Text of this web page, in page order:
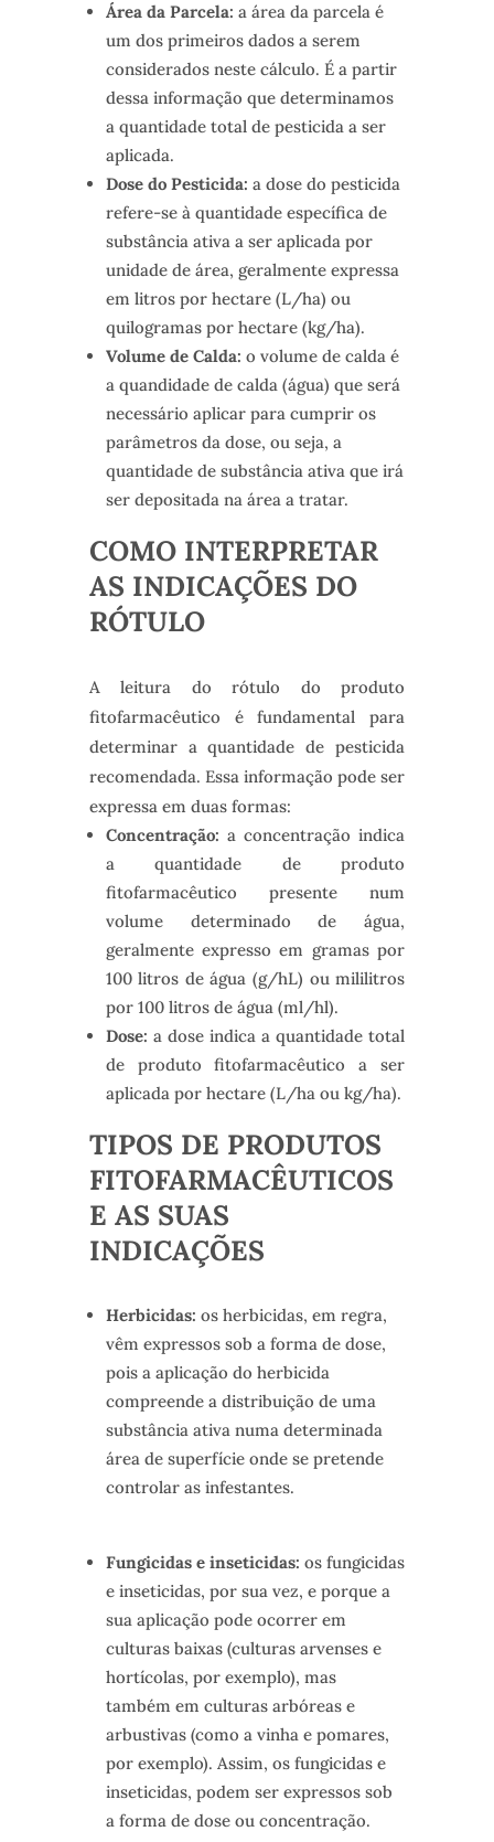
Área da Parcela: a área da parcela é
um dos primeiros dados a serem
considerados neste cálculo. É a partir
dessa informação que determinamos
a quantidade total de pesticida a ser
aplicada.
Dose do Pesticida: a dose do pesticida
refere-se à quantidade específica de
substância ativa a ser aplicada por
unidade de área, geralmente expressa
em litros por hectare (L/ha) ou
quilogramas por hectare (kg/ha).
Volume de Calda: o volume de calda é
a quandidade de calda (água) que será
necessário aplicar para cumprir os
parâmetros da dose, ou seja, a
quantidade de substância ativa que irá
ser depositada na área a tratar.
COMO INTERPRETAR
AS INDICAÇÕES DO
RÓTULO
A leitura do rótulo do produto
fitofarmacêutico é fundamental para
determinar a quantidade de pesticida
recomendada. Essa informação pode ser
expressa em duas formas:
Concentração: a concentração indica
a quantidade de produto
fitofarmacêutico presente num
volume determinado de água,
geralmente expresso em gramas por
100 litros de água (g/hL) ou mililitros
por 100 litros de água (ml/hl).
Dose: a dose indica a quantidade total
de produto fitofarmacêutico a ser
aplicada por hectare (L/ha ou kg/ha).
TIPOS DE PRODUTOS
FITOFARMACÊUTICOS
E AS SUAS
INDICAÇÕES
Herbicidas: os herbicidas, em regra,
vêm expressos sob a forma de dose,
pois a aplicação do herbicida
compreende a distribuição de uma
substância ativa numa determinada
área de superfície onde se pretende
controlar as infestantes.
Fungicidas e inseticidas: os fungicidas
e inseticidas, por sua vez, e porque a
sua aplicação pode ocorrer em
culturas baixas (culturas arvenses e
hortícolas, por exemplo), mas
também em culturas arbóreas e
arbustivas (como a vinha e pomares,
por exemplo). Assim, os fungicidas e
inseticidas, podem ser expressos sob
a forma de dose ou concentração.